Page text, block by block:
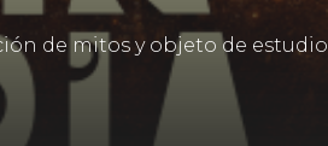
de mitos y objeto de estudio